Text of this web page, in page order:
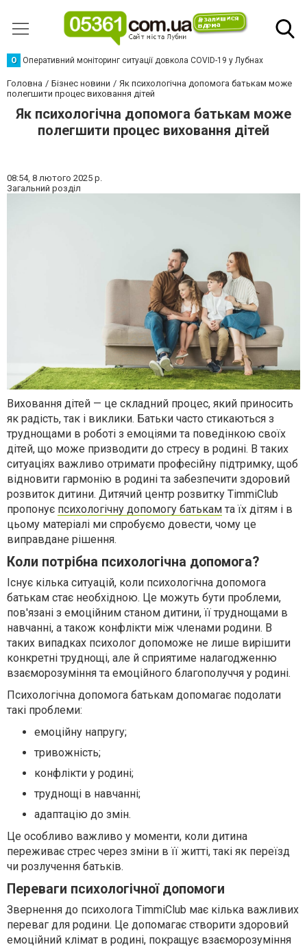
О Оперативний моніторинг ситуації довкола COVID-19 у Лубнах
Головна Бізнес новини
Як психологічна допомога батькам може
полегшити процес виховання дітей
Як психологічна допомога батькам може
полегшити процес виховання дітей
08:54, 8 лютого 2025 р.
Загальний розділ
Виховання дітей — це складний процес, який приносить
як радість, так і виклики. Батьки часто стикаються з
труднощами в роботі з емоціями та поведінкою своїх
дітей, що може призводити до стресу в родині. В таких
ситуаціях важливо отримати професійну підтримку, щоб
відновити гармонію в родині та забезпечити здоровий
розвиток дитини. Дитячий центр розвитку TimmiClub
пропонує психологічну допомогу батькам та їх дітям і в
цьому матеріалі ми спробуємо довести, чому це
виправдане рішення.
Коли потрібна психологічна допомога?
Існує кілька ситуацій, коли психологічна допомога
батькам стає необхідною. Це можуть бути проблеми,
пов'язані з емоційним станом дитини, її труднощами в
навчанні, а також конфлікти між членами родини. В
таких випадках психолог допоможе не лише вирішити
конкретні труднощі, але й сприятиме налагодженню
взаєморозуміння та емоційного благополуччя у родині.
Психологічна допомога батькам допомагає подолати
такі проблеми:
емоційну напругу;
тривожність;
конфлікти у родині;
труднощі в навчанні;
адаптацію до змін.
Це особливо важливо у моменти, коли дитина
переживає стрес через зміни в її житті, такі як переїзд
чи розлучення батьків.
Переваги психологічної допомоги
Звернення до психолога TimmiClub має кілька важливих
переваг для родини. Це допомагає створити здоровий
емоційний клімат в родині, покращує взаєморозуміння